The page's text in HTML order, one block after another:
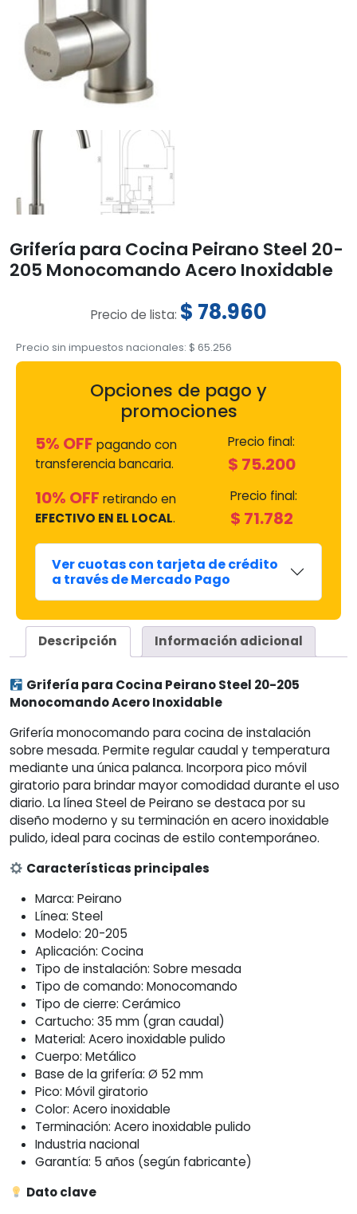
Grifería para Cocina Peirano Steel 20-
205 Monocomando Acero Inoxidable
Precio de lista: $ 78.960
Precio sin impuestos nacionales: $ 65.256
Opciones de pago y
promociones
5% OFF pagando con
transferencia bancaria.
Precio final:
$ 75.200
10% OFF retirando en
EFECTIVO EN EL LOCAL.
Precio final:
$ 71.782
Ver cuotas con tarjeta de crédito
a través de Mercado Pago
Descripción Información adicional
Grifería para Cocina Peirano Steel 20-205
Monocomando Acero Inoxidable
Grifería monocomando para cocina de instalación
sobre mesada. Permite regular caudal y temperatura
mediante una única palanca. Incorpora pico móvil
giratorio para brindar mayor comodidad durante el uso
diario. La línea Steel de Peirano se destaca por su
diseño moderno y su terminación en acero inoxidable
pulido, ideal para cocinas de estilo contemporáneo.
Características principales
Marca: Peirano
Línea: Steel
Modelo: 20-205
Aplicación: Cocina
Tipo de instalación: Sobre mesada
Tipo de comando: Monocomando
Tipo de cierre: Cerámico
Cartucho: 35 mm (gran caudal)
Material: Acero inoxidable pulido
Cuerpo: Metálico
Base de la grifería: Ø 52 mm
Pico: Móvil giratorio
Color: Acero inoxidable
Terminación: Acero inoxidable pulido
Industria nacional
Garantía: 5 años (según fabricante)
Dato clave